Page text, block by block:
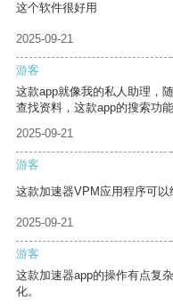
这个软件很好用
2025-09-21
游客
这款app就像我的私人助理，
查找资料，这款app的搜索功
2025-09-21
游客
这款加速器VPM应用程序可以
2025-09-21
游客
这款加速器app的操作有点复
化。